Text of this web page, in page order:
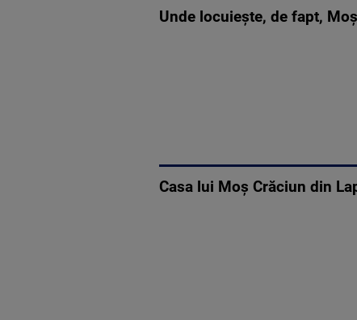
Unde locuiește, de fapt,
Casa lui Moș Crăciun din